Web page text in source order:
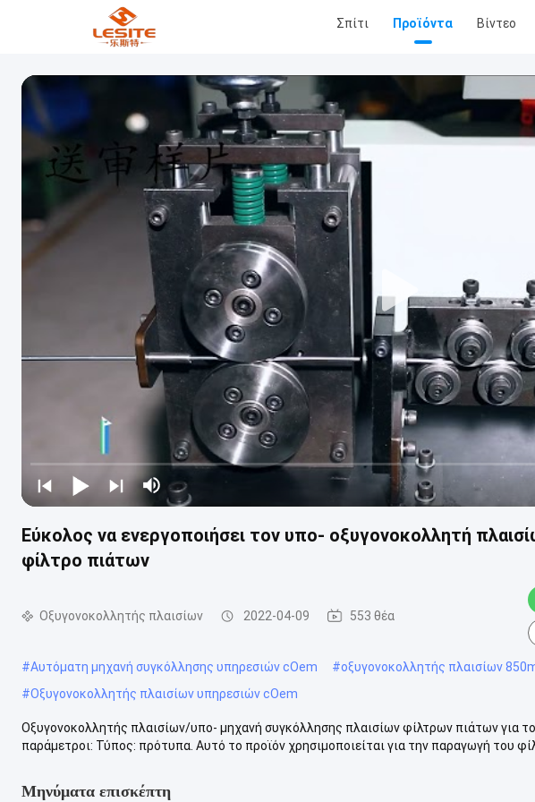
Σπίτι Προϊόντα Βίντεο
Εύκολος να ενεργοποιήσει τον υπο- οξυγονοκολλητή
φίλτρο πιάτων
Οξυγονοκολλητής πλαισίων 2022-04-09 553 θέα
#Αυτόματη μηχανή συγκόλλησης υπηρεσιών cOem #οξυγονοκολλητής πλαισίων
#Οξυγονοκολλητής πλαισίων υπηρεσιών cOem
Οξυγονοκολλητής πλαισίων/υπο- μηχανή συγκόλλησης πλαισίων φίλτρων πιάτων για
παράμετροι: Τύπος: πρότυπα. Αυτό το προϊόν χρησιμοποιείται για την παραγωγή του
Μηνύματα επισκέπτη